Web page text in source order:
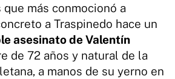
más conmocionó a
a Traspinedo hace un
asesinato de Valentín
de 72 años y natural de la
a manos de su yerno en